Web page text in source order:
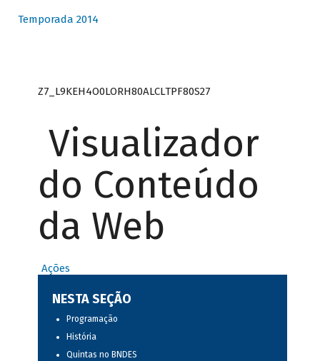
Temporada 2014
Z7_L9KEH4O0LORH80ALCLTPF80S27
Visualizador
do Conteúdo
da Web
Ações
NESTA SEÇÃO
Programação
História
Quintas no BNDES